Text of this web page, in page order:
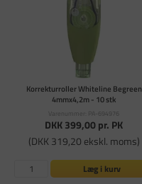
Korrekturroller Whiteline Begreen
4mmx4,2m - 10 stk
Varenummer: PA-694976
DKK 399,00pr. PK
(DKK 319,20 ekskl. moms)
Læg i kurv